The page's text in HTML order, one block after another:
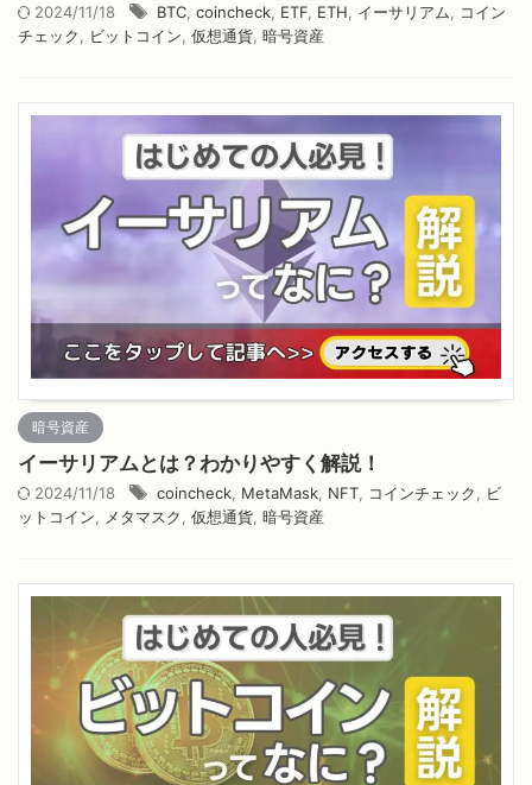
2024/11/18 BTC coincheck ETF ETH イーサリアム
コイン
チェック
ビットコイン 仮想通貨 暗号資産
暗号資産
イーサリアムとは？わかりやすく解説！
2024/11/18 coincheck, MetaMask, NFT, コインチェック, ビ
ットコイン, メタマスク, 仮想通貨, 暗号資産